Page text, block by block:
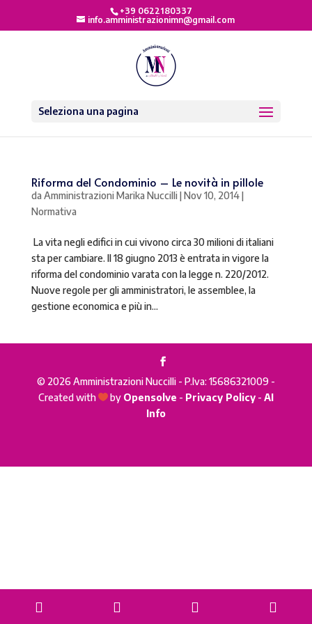
+39 0622180337
info.amministrazionimn@gmail.com
Seleziona una pagina
Riforma del Condominio – Le novità in pillole
da Amministrazioni Marika Nuccilli|Nov 10, 2014|
Normativa
La vita negli edifici in cui vivono circa 30 milioni di italiani
sta per cambiare. Il 18 giugno 2013 è entrata in vigore la
riforma del condominio varata con la legge n. 220/2012.
Nuove regole per gli amministratori, le assemblee, la
gestione economica e più in...
© 2026 Amministrazioni Nuccilli - P.Iva: 15686321009 -
Created with by Opensolve - Privacy Policy- AI
Info
WhatsApp